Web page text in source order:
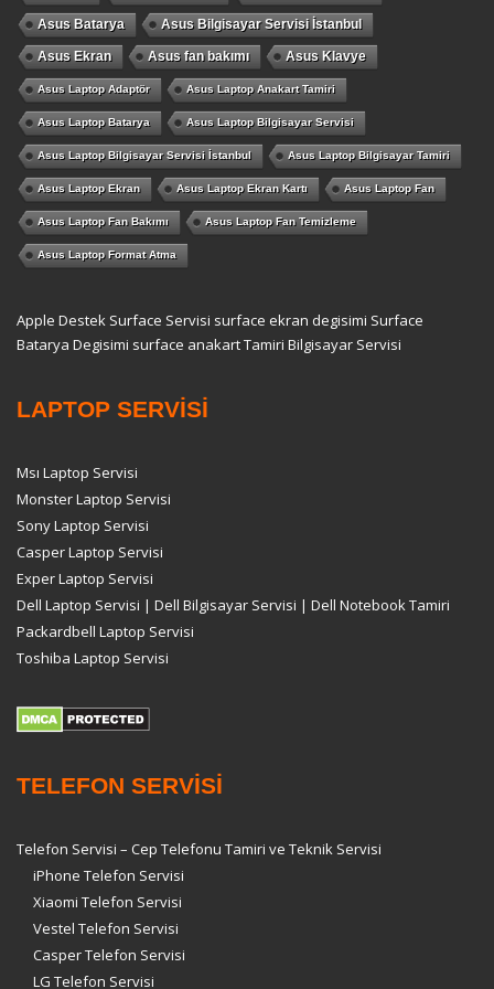
Asus Batarya Asus Bilgisayar Servisi İstanbul
Asus Ekran Asus fan bakımı Asus Klavye
Asus Laptop Adaptör Asus Laptop Anakart Tamiri
Asus Laptop Batarya Asus Laptop Bilgisayar Servisi
Asus Laptop Bilgisayar Servisi İstanbul Asus Laptop Bilgisayar Tamiri
Asus Laptop Ekran Asus Laptop Ekran Kartı Asus Laptop Fan
Asus Laptop Fan Bakımı Asus Laptop Fan Temizleme
Asus Laptop Format Atma
Apple Destek Surface Servisi surface ekran degisimi Surface
Batarya Degisimi surface anakart Tamiri Bilgisayar Servisi
LAPTOP SERVİSİ
Msı Laptop Servisi
Monster Laptop Servisi
Sony Laptop Servisi
Casper Laptop Servisi
Exper Laptop Servisi
Dell Laptop Servisi | Dell Bilgisayar Servisi | Dell Notebook Tamiri
Packardbell Laptop Servisi
Toshiba Laptop Servisi
TELEFON SERVİSİ
Telefon Servisi – Cep Telefonu Tamiri ve Teknik Servisi
iPhone Telefon Servisi
Xiaomi Telefon Servisi
Vestel Telefon Servisi
Casper Telefon Servisi
LG Telefon Servisi